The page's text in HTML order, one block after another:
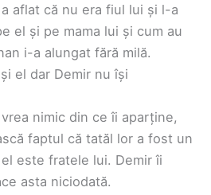
aflat că nu era fiul lui și l-a
el și pe mama lui și cum au
i-a alungat fără milă.
el dar Demir nu își
nimic din ce îi aparține,
faptul că tatăl lor a fost un
este fratele lui. Demir îi
asta niciodată.